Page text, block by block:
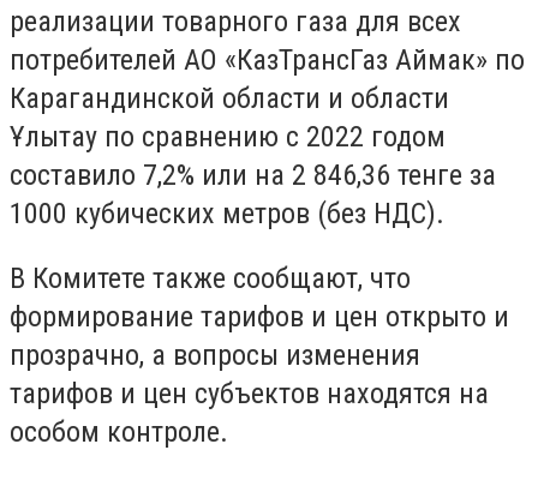
реализации товарного газа для всех
потребителей АО «КазТрансГаз Аймак» по
Карагандинской области и области
Ұлытау по сравнению с 2022 годом
составило 7,2% или на 2 846,36 тенге за
1000 кубических метров (без НДС).
В Комитете также сообщают, что
формирование тарифов и цен открыто и
прозрачно, а вопросы изменения
тарифов и цен субъектов находятся на
особом контроле.